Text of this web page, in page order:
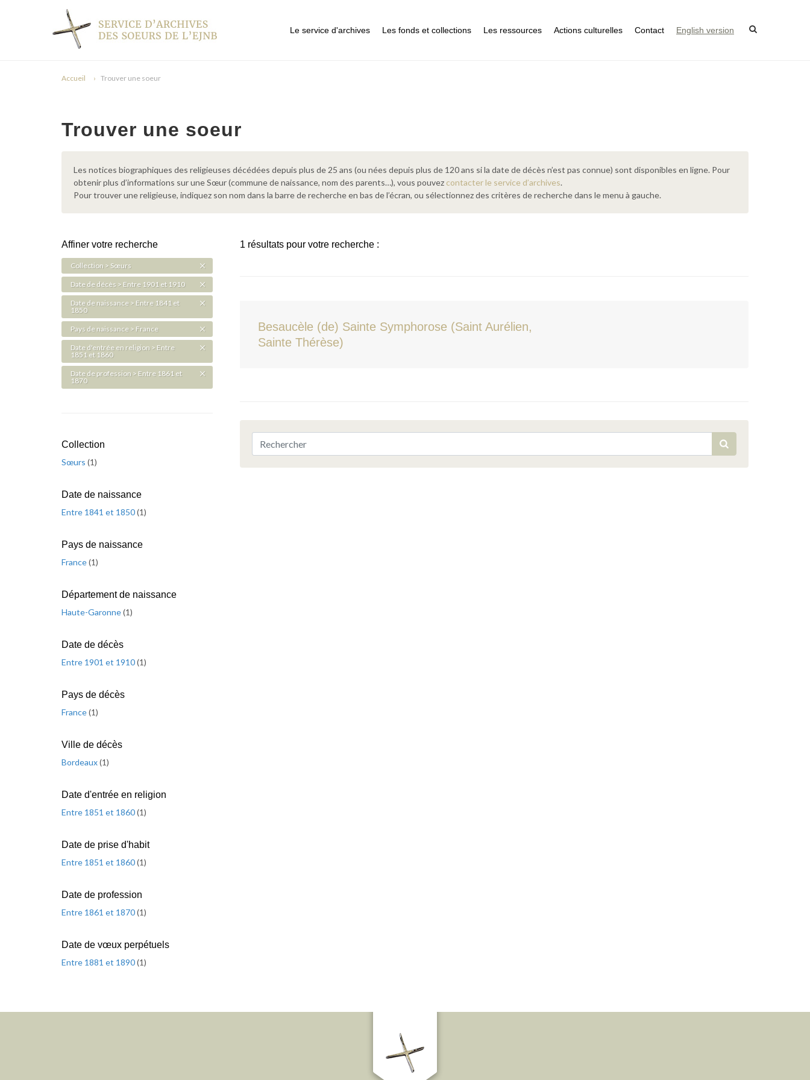
Le service d'archives Les fonds et collections Les ressources Actions culturelles Contact English version
Accueil Trouver une soeur
Trouver une soeur
Les notices biographiques des religieuses décédées depuis plus de 25 ans (ou nées depuis plus de 120 ans si la date de décès n’est pas connue) sont disponibles en ligne. Pour
obtenir plus d’informations sur une Sœur (commune de naissance, nom des parents…), vous pouvez contacter le service d’archives.
Pour trouver une religieuse, indiquez son nom dans la barre de recherche en bas de l’écran, ou sélectionnez des critères de recherche dans le menu à gauche.
1 résultats pour votre recherche :
Besaucèle (de) Sainte Symphorose (Saint Aurélien,
Sainte Thérèse)
Affiner votre recherche
Collection > Sœurs
Date de décès > Entre 1901 et 1910
Date de naissance > Entre 1841 et
1850
Pays de naissance > France
Date d'entrée en religion > Entre
1851 et 1860
Date de profession > Entre 1861 et
1870
Collection
Sœurs (1)
Date de naissance
Entre 1841 et 1850(1)
Pays de naissance
France(1)
Département de naissance
Haute-Garonne(1)
Date de décès
Entre 1901 et 1910(1)
Pays de décès
France(1)
Ville de décès
Bordeaux(1)
Date d'entrée en religion
Entre 1851 et 1860(1)
Date de prise d'habit
Entre 1851 et 1860(1)
Date de profession
Entre 1861 et 1870(1)
Date de vœux perpétuels
Entre 1881 et 1890(1)